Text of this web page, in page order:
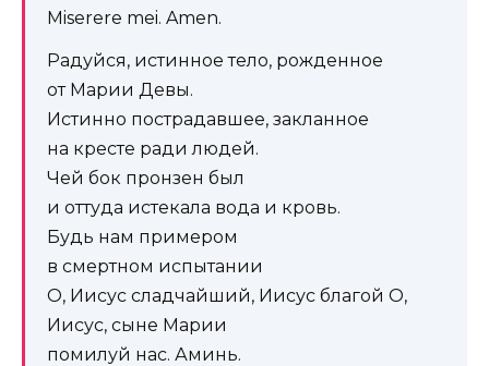
Miserere mei. Amen.
Радуйся, истинное тело, рожденное
от Марии Девы.
Истинно пострадавшее, закланное
на кресте ради людей.
Чей бок пронзен был
и оттуда истекала вода и кровь.
Будь нам примером
в смертном испытании
О, Иисус сладчайший, Иисус благой О,
Иисус, сыне Марии
помилуй нас. Аминь.